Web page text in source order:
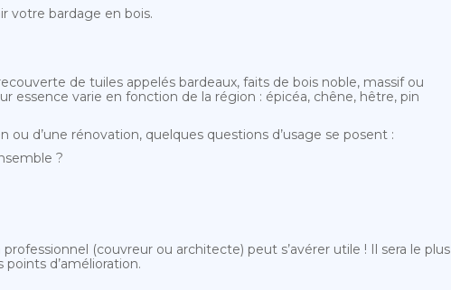
votre bardage en bois.
de tuiles appelés bardeaux, faits de bois noble, massif ou
essence varie en fonction de la région : épicéa, chêne, hêtre, pin
d’une rénovation, quelques questions d’usage se posent :
?
(couvreur ou architecte) peut s’avérer utile ! Il sera le plus
d’amélioration.